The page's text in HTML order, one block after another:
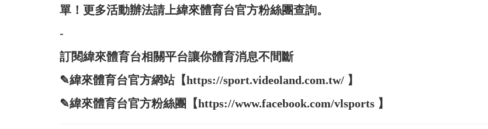
單！更多活動辦法請上緯來體育台官方粉絲團查詢。
-
訂閱緯來體育台相關平台讓你體育消息不間斷
✎緯來體育台官方網站【https://sport.videoland.com.tw/ 】
✎緯來體育台官方粉絲團【https://www.facebook.com/vlsports 】